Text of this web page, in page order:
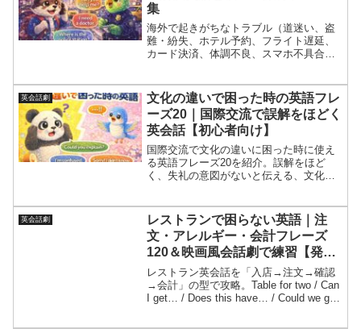
集
海外で起きがちなトラブル（道迷い、盗
難・紛失、ホテル予約、フライト遅延、
カード決済、体調不良、スマホ不具合）
実戦練習し、NG例、発音（カタカナ＋ア
クセント）、1分音読つき。旅行中に使え
る“生存英語”を身につける。
英会話劇
文化の違いで困った時の英語フレ
ーズ20｜国際交流で誤解をほどく
英会話【初心者向け】
国際交流で文化の違いに困った時に使え
る英語フレーズ20を紹介。誤解をほど
く、失礼の意図がないと伝える、文化の
例、発音＆1分音読つきで安心して英会話
できる。
英会話劇
レストランで困らない英語｜注
文・アレルギー・会計フレーズ
120＆映画風会話劇で練習【発音
不安OK】
レストラン英会話を「入店→注文→確認
→会計」の型で攻略。Table for two / Can
I get… / Does this have… / Could we get